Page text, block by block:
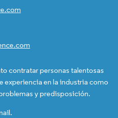
contratar personas talentosas
experiencia en la industria como
y predisposición.